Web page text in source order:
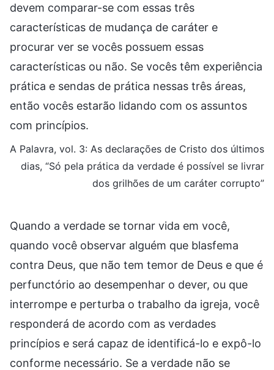
devem comparar-se com essas três
características de mudança de caráter e
procurar ver se vocês possuem essas
características ou não. Se vocês têm experiência
prática e sendas de prática nessas três áreas,
então vocês estarão lidando com os assuntos
com princípios.
A Palavra, vol. 3: As declarações de Cristo dos últimos
dias, “Só pela prática da verdade é possível se livrar
dos grilhões de um caráter corrupto”
Quando a verdade se tornar vida em você,
quando você observar alguém que blasfema
contra Deus, que não tem temor de Deus e que é
perfunctório ao desempenhar o dever, ou que
interrompe e perturba o trabalho da igreja, você
responderá de acordo com as verdades
princípios e será capaz de identificá-lo e expô-lo
conforme necessário. Se a verdade não se